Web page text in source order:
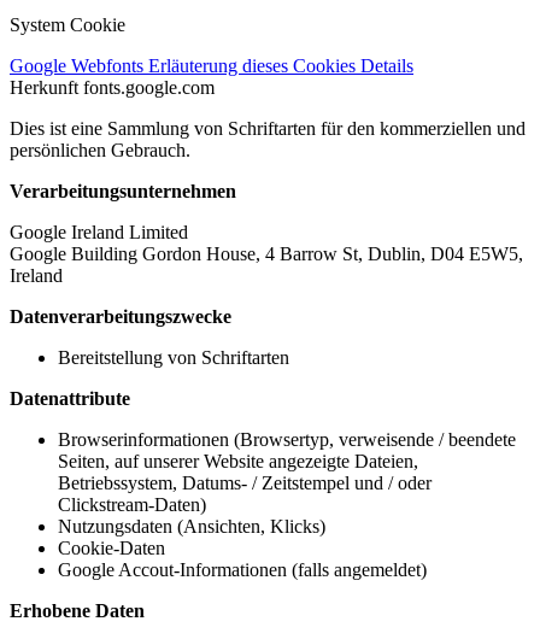
System Cookie
Google Webfonts Erläuterung dieses Cookies Details
Herkunft fonts.google.com
Dies ist eine Sammlung von Schriftarten für den kommerziellen und
persönlichen Gebrauch.
Verarbeitungsunternehmen
Google Ireland Limited
Google Building Gordon House, 4 Barrow St, Dublin, D04 E5W5,
Ireland
Datenverarbeitungszwecke
Bereitstellung von Schriftarten
Datenattribute
Browserinformationen (Browsertyp, verweisende / beendete
Seiten, auf unserer Website angezeigte Dateien,
Betriebssystem, Datums- / Zeitstempel und / oder
Clickstream-Daten)
Nutzungsdaten (Ansichten, Klicks)
Cookie-Daten
Google Accout-Informationen (falls angemeldet)
Erhobene Daten